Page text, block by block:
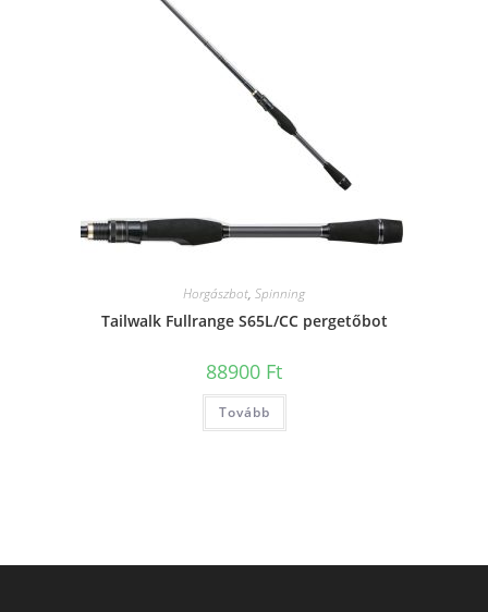
Horgászbot, Spinning
Tailwalk Fullrange S65L/CC pergetőbot
88900 Ft
Tovább